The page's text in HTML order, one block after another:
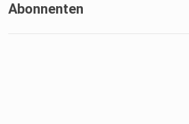
Abonnenten